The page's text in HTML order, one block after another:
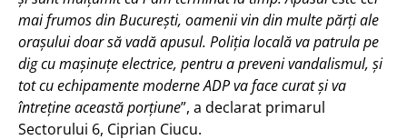
mai frumos din București, oamenii vin din multe părți ale
orașului doar să vadă apusul. Poliția locală va patrula pe
dig cu mașinuțe electrice, pentru a preveni vandalismul, și
tot cu echipamente moderne ADP va face curat și va
întreține această porțiune”, a declarat primarul
Sectorului 6, Ciprian Ciucu.